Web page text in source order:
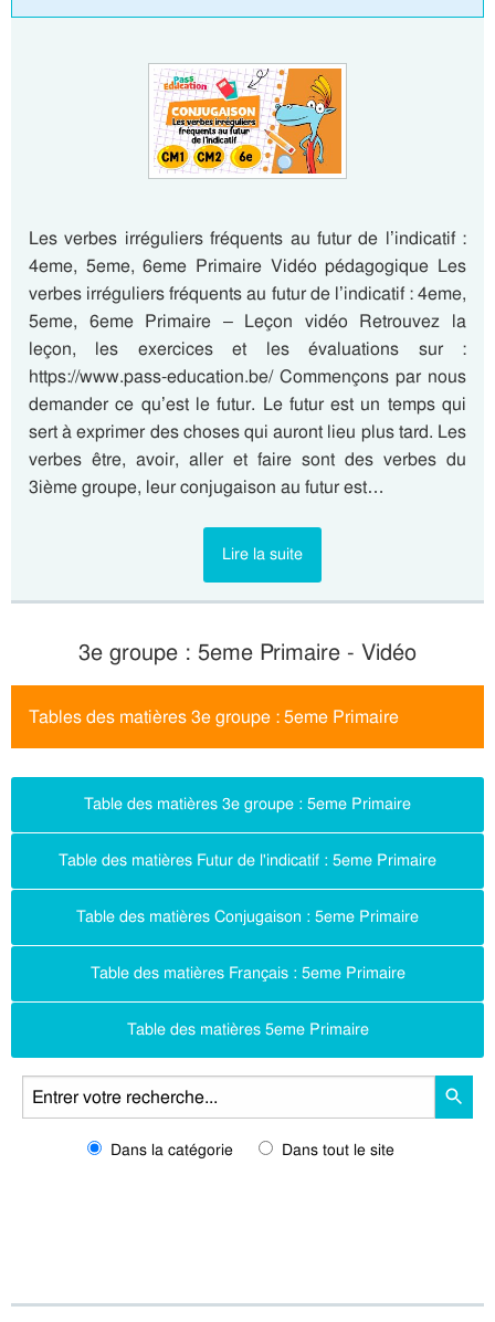
Les verbes irréguliers fréquents au futur de l’indicatif :
4eme, 5eme, 6eme Primaire Vidéo pédagogique Les
verbes irréguliers fréquents au futur de l’indicatif : 4eme,
5eme, 6eme Primaire – Leçon vidéo Retrouvez la
leçon, les exercices et les évaluations sur :
https://www.pass-education.be/ Commençons par nous
demander ce qu’est le futur. Le futur est un temps qui
sert à exprimer des choses qui auront lieu plus tard. Les
verbes être, avoir, aller et faire sont des verbes du
3ième groupe, leur conjugaison au futur est…
Lire la suite
3e groupe : 5eme Primaire - Vidéo
Tables des matières 3e groupe : 5eme Primaire
Table des matières 3e groupe : 5eme Primaire
Table des matières Futur de l'indicatif : 5eme Primaire
Table des matières Conjugaison : 5eme Primaire
Table des matières Français : 5eme Primaire
Table des matières 5eme Primaire
Dans la catégorie Dans tout le site